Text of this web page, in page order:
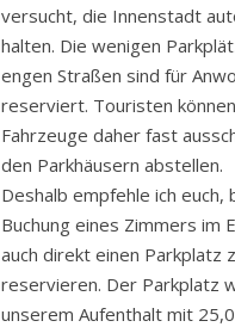
versucht, die Innenstadt
halten. Die wenigen
engen Straßen sind für
reserviert. Touristen
Fahrzeuge daher fast
den Parkhäusern abstellen.
Deshalb empfehle ich euch,
Buchung eines Zimmers im
auch direkt einen Parkplatz
reservieren. Der Parkplatz
unserem Aufenthalt mit